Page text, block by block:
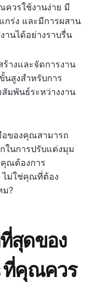
วรใช้งานง่าย มี
ร่ง และมีการผสาน
นได้อย่างราบรื่น
างและจัดการงาน
นสูงสำหรับการ
มพันธ์ระหว่างงาน
อของคุณสามารถ
ในการปรับแต่งมุม
ณต้องการ
ม่ใช่คุณที่ต้อง
ม?
สุดของ
ที่คุณควร